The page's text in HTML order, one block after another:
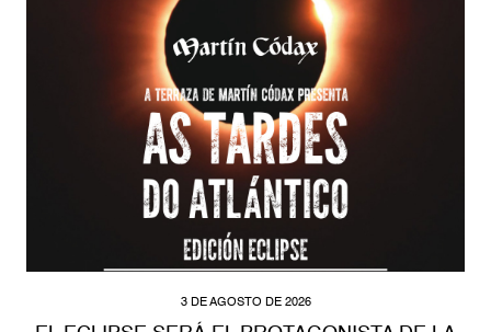
3 DE AGOSTO DE 2026